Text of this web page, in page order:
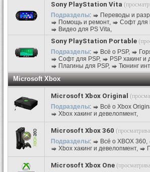
Sony PlayStation Vita
Подразделы: Переводы и
Помощь и ремонт, Софт для
Видео для PS Vita,
Sony PlayStation Portable
Подразделы: Всё о PSP,
Софт для PSP, PSP хакинг
Плагины для PSP, Тюнинг
Microsoft Xbox
Microsoft Xbox Original
Подразделы: Всё о Xbox
Xbox хакинг и девелопмент,
Microsoft Xbox 360
Подразделы: Всё о XBOX 360,
Xbox хакинг и девелопмент,
Microsoft Xbox One